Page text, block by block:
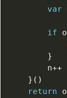
var
if
}
		n
++
} ( )
return